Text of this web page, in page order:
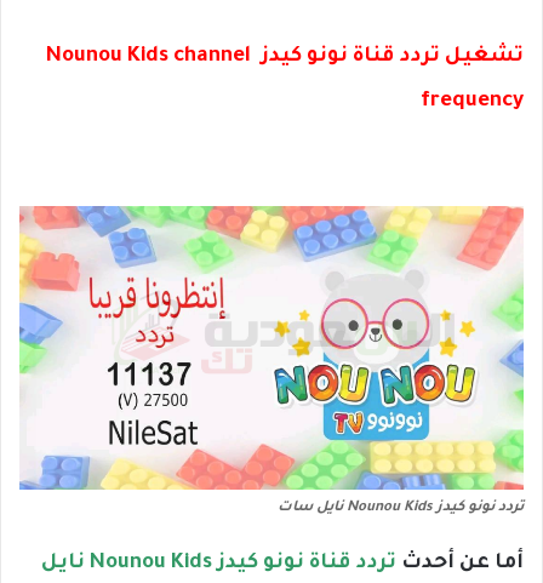
تشغيل تردد قناة نونو كيدز Nounou Kids channel
frequency
تردد نونو كيدز Nounou Kids نايل سات
أما عن أحدث
تردد قناة نونو كيدز Nounou Kids نايل